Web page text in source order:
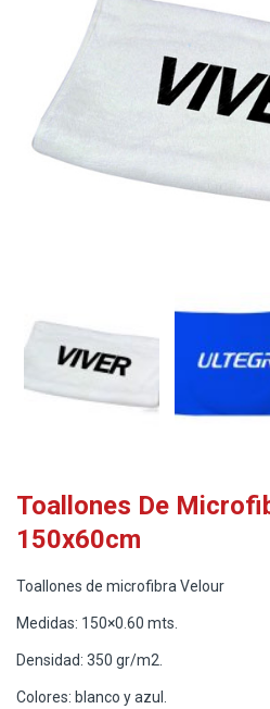
Toallones De
150x60cm
Toallones de microfibra Velour
Medidas: 150×0.60 mts.
Densidad: 350 gr/m2.
Colores: blanco y azul.